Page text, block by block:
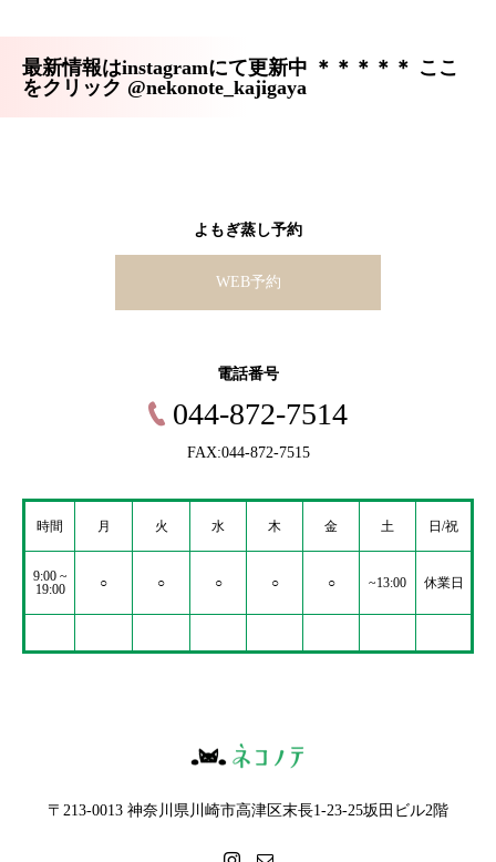
最新情報はinstagramにて更新中 ＊＊＊＊＊ ここ
をクリック @nekonote_kajigaya
よもぎ蒸し予約
WEB予約
電話番号
044-872-7514
FAX:044-872-7515
時間 月 火 水 木 金 土 日/祝
9:00 ~
19:00
○ ○ ○ ○ ○ ~13:00 休業日
〒213-0013 神奈川県川崎市高津区末長1-23-25坂田ビル2階